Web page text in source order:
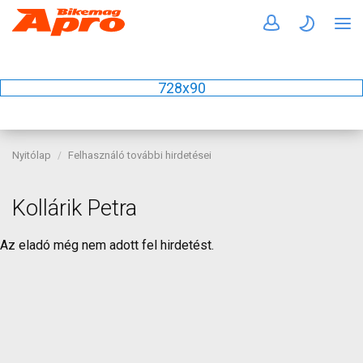
728x90
Nyitólap Felhasználó további hirdetései
Kollárik Petra
Az eladó még nem adott fel hirdetést.